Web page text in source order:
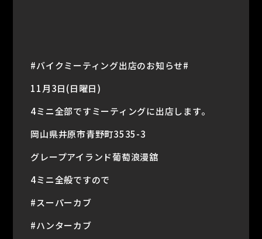
#バイクミーティング出店のお知らせ#
11月3日(日曜日)
4ミニ全部ですミーティングに出店します。
岡山県井原市青野町3535-3
グレープアイランド葡萄浪漫舘
4ミニ全般ですので
#スーパーカブ
#ハンターカブ